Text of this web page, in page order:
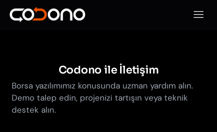
Mobil
Codono ile İletişim
Borsa yazılımımız konusunda uzman yardım alın.
Demo talep edin, projenizi tartışın veya teknik
destek alın.